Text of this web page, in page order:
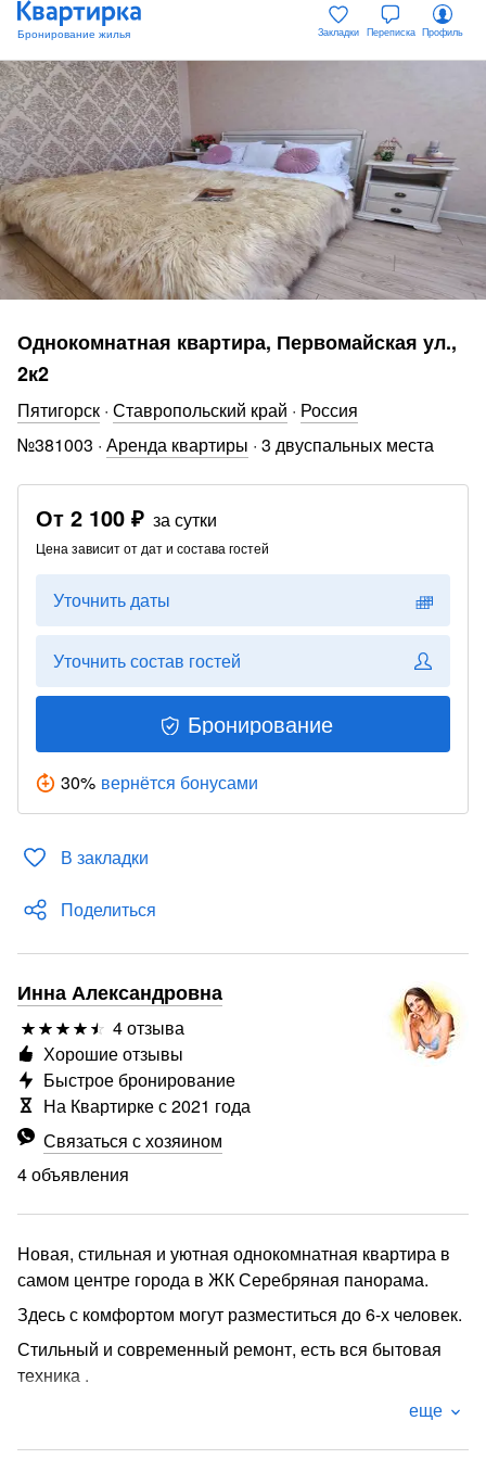
Закладки Переписка Профиль
Однокомнатная квартира, Первомайская ул.,
2к2
Пятигорск · Ставропольский край · Россия
№381003 · Аренда квартиры · 3 двуспальных места
От 2 100 ₽ за сутки
Цена зависит от дат и состава гостей
Уточнить даты
Уточнить состав гостей
Бронирование
30% вернётся бонусами
В закладки
Поделиться
Инна Александровна
4 отзыва
Связаться с хозяином
4 объявления
Хорошие отзывы
Быстрое бронирование
На Квартирке с 2021 года
Новая, стильная и уютная однокомнатная квартира в
самом центре города в ЖК Серебряная панорама.
Здесь с комфортом могут разместиться до 6-х человек.
Стильный и современный ремонт, есть вся бытовая
техника .
Находится в районе с развитой инфраструктурой .
Мы подготовили все, что для вас важно:
еще